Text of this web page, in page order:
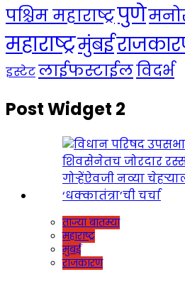
पश्चिम महाराष्ट्रपुणे
महाराष्ट्रमुंबई
इस्टेटलाईफस्टाईलविदर्भ
Post Widget 2
ताज्या बातम्या
महाराष्ट्र
मुंबई
राजकारण